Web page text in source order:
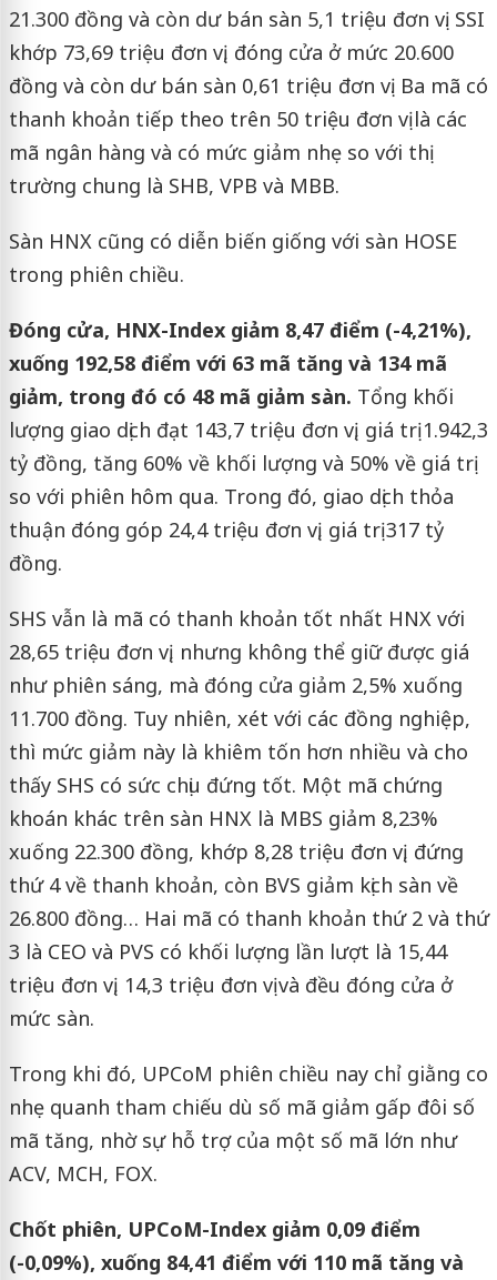
21.300 đồng và còn dư bán sàn 5,1 triệu đơn vị. SSI
khớp 73,69 triệu đơn vị, đóng cửa ở mức 20.600
đồng và còn dư bán sàn 0,61 triệu đơn vị. Ba mã có
thanh khoản tiếp theo trên 50 triệu đơn vị là các
mã ngân hàng và có mức giảm nhẹ so với thị
trường chung là SHB, VPB và MBB.
Sàn HNX cũng có diễn biến giống với sàn HOSE
trong phiên chiều.
Đóng cửa, HNX-Index giảm 8,47 điểm (-4,21%),
xuống 192,58 điểm với 63 mã tăng và 134 mã
giảm, trong đó có 48 mã giảm sàn. Tổng khối
lượng giao dịch đạt 143,7 triệu đơn vị, giá trị 1.942,3
tỷ đồng, tăng 60% về khối lượng và 50% về giá trị
so với phiên hôm qua. Trong đó, giao dịch thỏa
thuận đóng góp 24,4 triệu đơn vị, giá trị 317 tỷ
đồng.
SHS vẫn là mã có thanh khoản tốt nhất HNX với
28,65 triệu đơn vị, nhưng không thể giữ được giá
như phiên sáng, mà đóng cửa giảm 2,5% xuống
11.700 đồng. Tuy nhiên, xét với các đồng nghiệp,
thì mức giảm này là khiêm tốn hơn nhiều và cho
thấy SHS có sức chịu đứng tốt. Một mã chứng
khoán khác trên sàn HNX là MBS giảm 8,23%
xuống 22.300 đồng, khớp 8,28 triệu đơn vị, đứng
thứ 4 về thanh khoản, còn BVS giảm kịch sàn về
26.800 đồng… Hai mã có thanh khoản thứ 2 và thứ
3 là CEO và PVS có khối lượng lần lượt là 15,44
triệu đơn vị, 14,3 triệu đơn vị và đều đóng cửa ở
mức sàn.
Trong khi đó, UPCoM phiên chiều nay chỉ giằng co
nhẹ quanh tham chiếu dù số mã giảm gấp đôi số
mã tăng, nhờ sự hỗ trợ của một số mã lớn như
ACV, MCH, FOX.
Chốt phiên, UPCoM-Index giảm 0,09 điểm
(-0,09%), xuống 84,41 điểm với 110 mã tăng và